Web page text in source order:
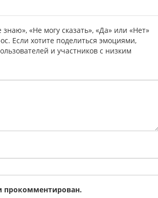
«Не могу сказать», «Да» или «Нет»
Если хотите поделиться эмоциями,
и участников с низким
прокомментирован.